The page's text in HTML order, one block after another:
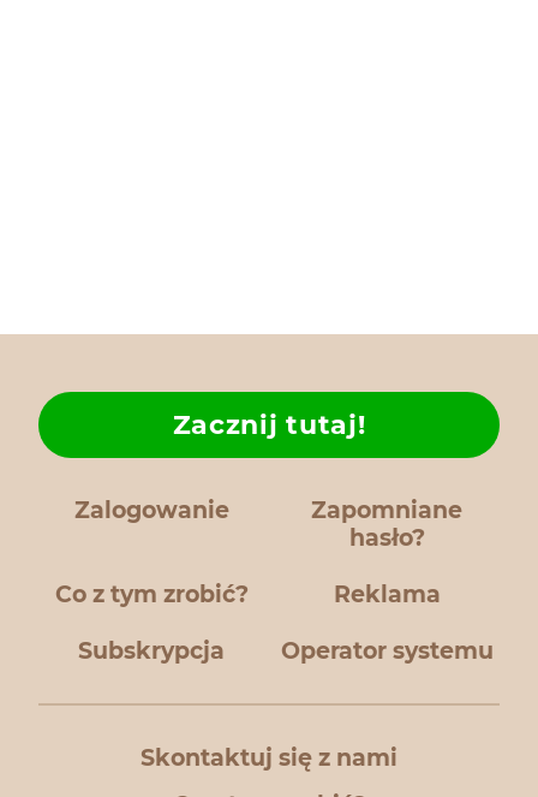
Zalogowanie
Zapomniane
hasło?
Co z tym zrobić?
Zacznij tutaj!
Reklama
Subskrypcja Operator systemu
Skontaktuj się z nami